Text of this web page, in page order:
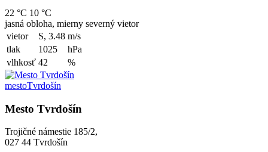
22 °C 10 °C
jasná obloha, mierny severný vietor
vietor
S, 3.48 m/s
tlak
1025
hPa
vlhkosť 42 %
mestoTvrdošín
Mesto Tvrdošín
Trojičné námestie 185/2,
027 44 Tvrdošín